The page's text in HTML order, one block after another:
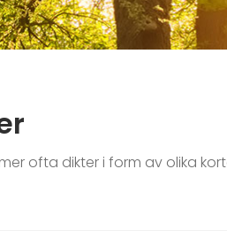
ofta dikter i form av olika